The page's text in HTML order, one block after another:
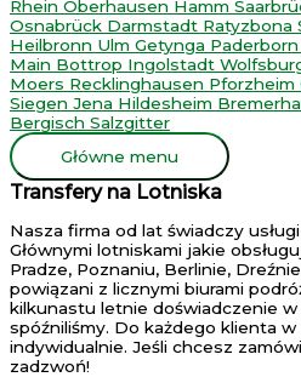
Główne menu
Transfery na Lotniska
Nasza firma od lat świadczy
Głównymi lotniskami jakie
Pradze, Poznaniu, Berlinie,
powiązani z licznymi biurami
kilkunastu letnie doświadczenie
spóźniliśmy. Do każdego klienta
indywidualnie. Jeśli chcesz
zadzwoń!